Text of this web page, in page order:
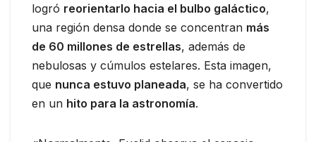
logró reorientarlo hacia el bulbo galáctico,
una región densa donde se concentran más
de 60 millones de estrellas, además de
nebulosas y cúmulos estelares. Esta imagen,
que nunca estuvo planeada, se ha convertido
en un hito para la astronomía.